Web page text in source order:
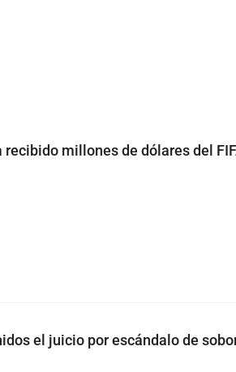
millones de dólares del
el juicio por escándalo de